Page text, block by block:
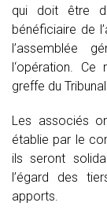
qui doit être
bénéficiaire de
l’assemblée
l‘opération.
greffe du
Les associés
établie par le
ils seront
l’égard des
apports.